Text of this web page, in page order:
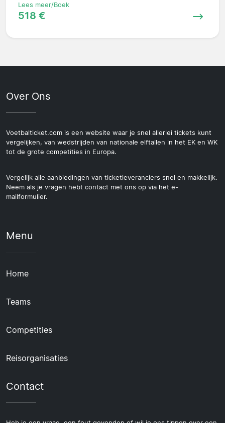
Lees meer/Boek
518 €
Over Ons
Voetbalticket.com is een website waar je snel allerlei tickets kunt
vergelijken, van wedstrijden van nationale elftallen in het EK en WK
tot de grote competities in Europa.
Vergelijk alle aanbiedingen van ticketleveranciers snel en makkelijk.
Neem als je vragen hebt contact met ons op via het e-
mailformulier.
Menu
Home
Teams
Competities
Reisorganisaties
Contact